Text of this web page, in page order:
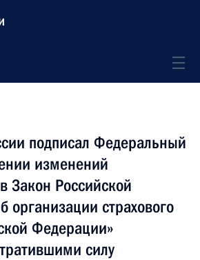
подписал Федеральный
изменений
Закон Российской
организации страхового
Федерации»
силу